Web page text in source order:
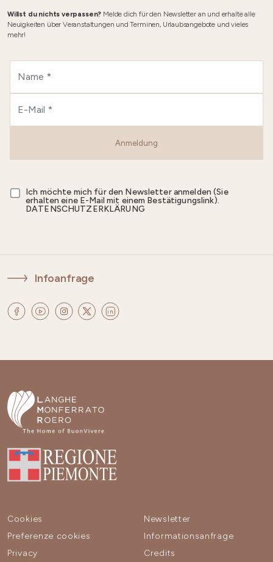
Willst du nichts verpassen? Melde dich für den Newsletter an und erhalte alle
Neuigkeiten über Veranstaltungen und Terminen, Urlaubsangebote und vieles
mehr!
Anmeldung
Ich möchte mich für den Newsletter anmelden (Sie
erhalten eine E-Mail mit einem Bestätigungslink).
DATENSCHUTZERKLÄRUNG
Infoanfrage
Cookies
Preferenze cookies
Privacy
Newsletter
Informationsanfrage
Credits